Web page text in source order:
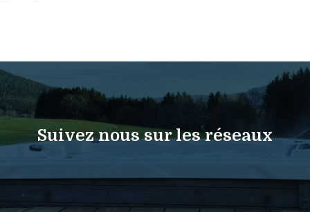
Suivez nous sur les réseaux